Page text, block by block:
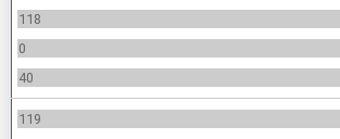
118
0
40
119